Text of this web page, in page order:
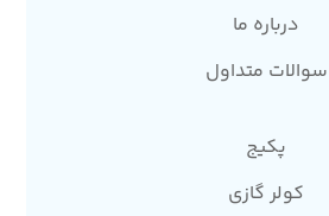
درباره ما
سوالات متداول
پکیج
کولر گازی